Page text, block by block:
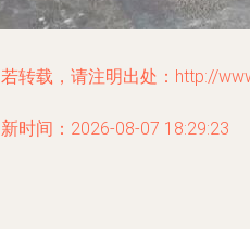
转载，请注明出处：http://
时间：2026-08-07 18:29:23